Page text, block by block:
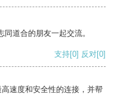
道合的朋友一起交流。
支持[0] 反对[0]
速度和安全性的连接，并帮